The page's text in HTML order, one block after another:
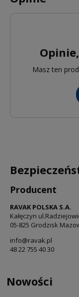
Masz ten
Producent
RAVAK POLSKA S.A.
Kałęczyn
05-825 Grodzisk
info@ravak.pl
48 22 755 40 30
Nowości